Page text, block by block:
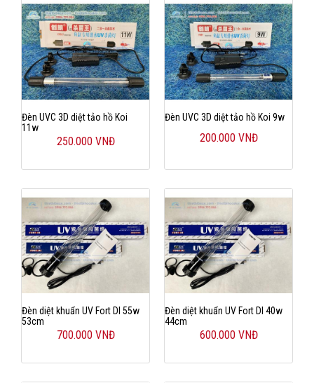
Đèn UVC 3D diệt tảo hồ Koi
11w
250.000 VNĐ
Đèn UVC 3D diệt tảo hồ Koi 9w
200.000 VNĐ
Đèn diệt khuẩn UV Fort DI 55w
53cm
700.000 VNĐ
Đèn diệt khuẩn UV Fort DI 40w
44cm
600.000 VNĐ